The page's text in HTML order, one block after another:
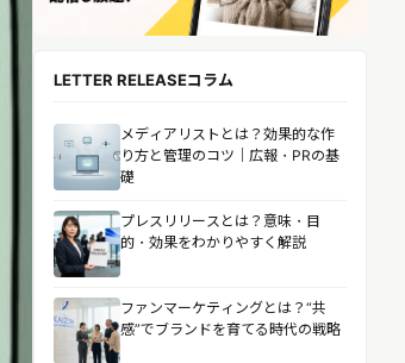
LETTER RELEASEコラム
メディアリストとは？効果的な作
り方と管理のコツ｜広報・PRの基
礎
プレスリリースとは？意味・目
的・効果をわかりやすく解説
ファンマーケティングとは？“共
感”でブランドを育てる時代の戦略